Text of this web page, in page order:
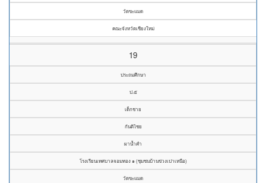
วัดขะแมด
คณะจังหวัดเชียงใหม่
19
ประถมศึกษา
ป.๕
เด็กชาย
กันติไชย
ผาน้ำคำ
โรงเรียนเทศบาลจอมทอง ๑ (ชุมชนบ้านข่วงเปาเหนือ)
วัดขะแมด